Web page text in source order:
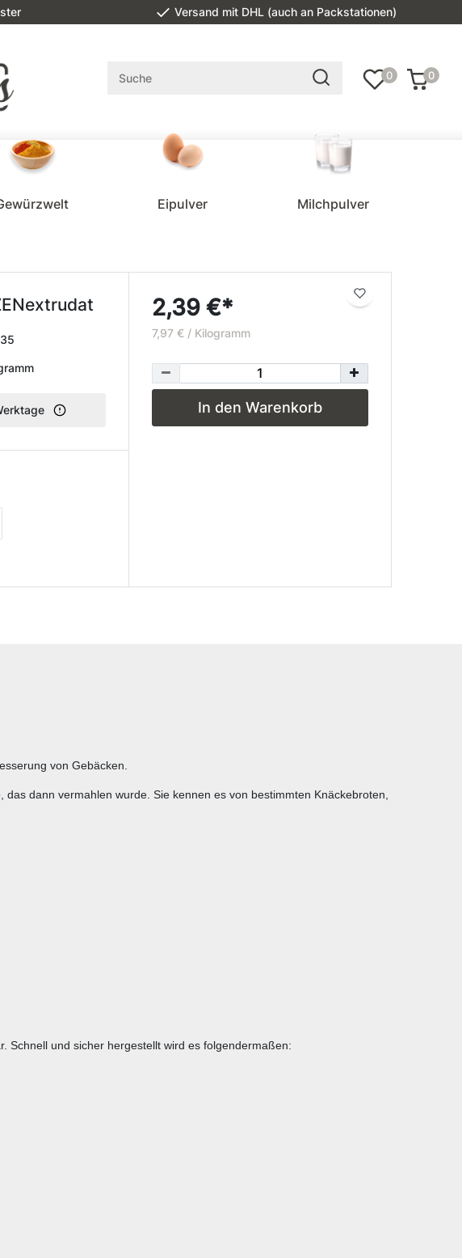
Versand mit DHL (auch an Packstationen)
0 0
Eipulver Milchpulver
2,39 €*
7,97 € / Kilogramm
In den Warenkorb
von Gebäcken.
dann vermahlen wurde. Sie kennen es von bestimmten Knäckebroten,
Schnell und sicher hergestellt wird es folgendermaßen: